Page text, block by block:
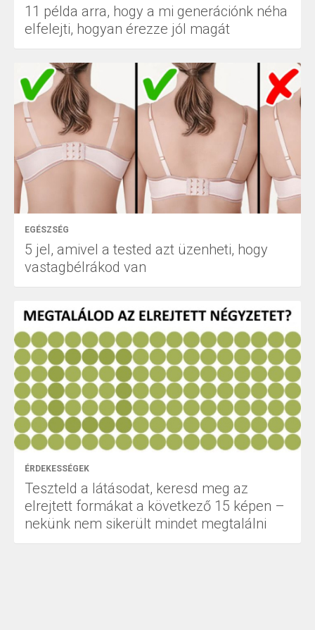
11 példa arra, hogy a mi generációnk néha
elfelejti, hogyan érezze jól magát
EGÉSZSÉG
5 jel, amivel a tested azt üzenheti, hogy
vastagbélrákod van
ÉRDEKESSÉGEK
Teszteld a látásodat, keresd meg az
elrejtett formákat a következő 15 képen –
nekünk nem sikerült mindet megtalálni